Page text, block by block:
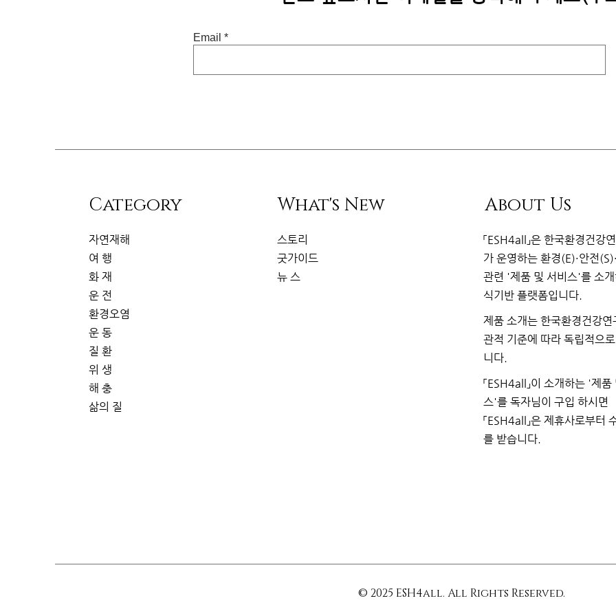
Email
​Category
자연재해
여 행
화 재
운 전
환경오염
운 동
질 환
위 생
해 충
삶의 질
What's New
스토리
굿가이드
뉴 스
About Us
「ESH4all」은한국환경건강
가운영하는 환경(E)·안전
관련 '제품 및 서비스'를 소
식기반 플랫폼입니다.
제품 소개는 한국환경건강연
관적 기준에 따라 독립적으
니다.
「ESH4all」이 소개하는 '제품
스'를 독자님이구입하시면
「ESH4all」은 제휴사로부터
를 받습니다.
© 2025 ESH4all. All Rights Reserved.